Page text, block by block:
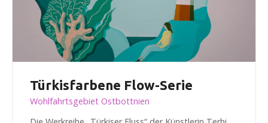
Türkisfarbene Flow-Serie
Wohlfahrtsgebiet Ostbottnien